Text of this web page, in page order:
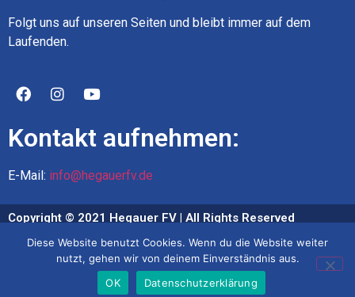
Folgt uns auf unseren Seiten und bleibt immer auf dem
Laufenden.
Kontakt aufnehmen:
E-Mail: info@hegauerfv.de
Copyright © 2021 Hegauer FV | All Rights Reserved
Impressum
Datenschutz
Diese Website benutzt Cookies. Wenn du die Website weiter
nutzt, gehen wir von deinem Einverständnis aus.
OK
Datenschutzerklärung